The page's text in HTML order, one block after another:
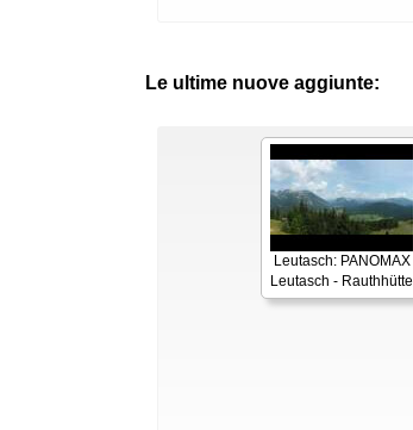
Le ultime nuove aggiunte:
Leutasch: PANOMAX
Leutasch - Rauthhütte